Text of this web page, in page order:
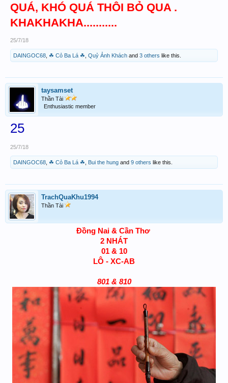
QUÁ, KHÓ QUÁ THÔI BỎ QUA .
KHAKHAKHA...........
25/7/18
DAINGOC68 ☘ Cỏ Ba Lá ☘ Quỷ Ảnh Khách and 3 others like this.
taysamset
Thần Tài
Enthusiastic member
25
25/7/18
DAINGOC68 ☘ Cỏ Ba Lá ☘ Bui the hung and 9 others like this.
TrachQuaKhu1994
Thần Tài
Đồng Nai & Cần Thơ
2 NHÁT
01 & 10
LÔ - XC-AB
801 & 810